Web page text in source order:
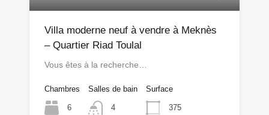
Villa moderne neuf à vendre à Meknès
– Quartier Riad Toulal
Vous êtes à la recherche…
Chambres
6
Salles de bain
4
Surface
375